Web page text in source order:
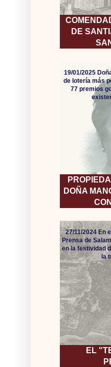
DE
DOÑA
19/01/2025
de lotería más
77 premios
EL
27/11/2024 En
Prensa de
en la festividad
la